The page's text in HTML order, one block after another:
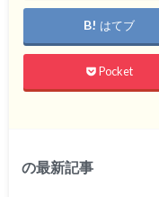
はてブ
Pocket
の最新記事